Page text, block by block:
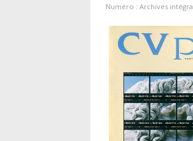
Numéro : Archives